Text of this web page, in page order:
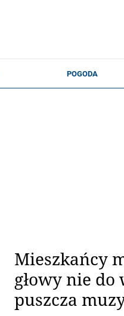
Mieszkańcy
głowy nie
puszcza